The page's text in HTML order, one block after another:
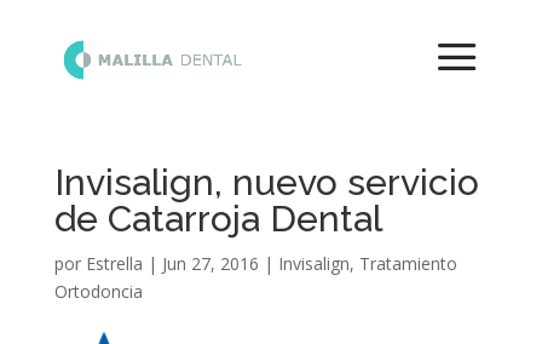
Invisalign, nuevo servicio
de Catarroja Dental
por Estrella | Jun 27, 2016 | Invisalign, Tratamiento
Ortodoncia